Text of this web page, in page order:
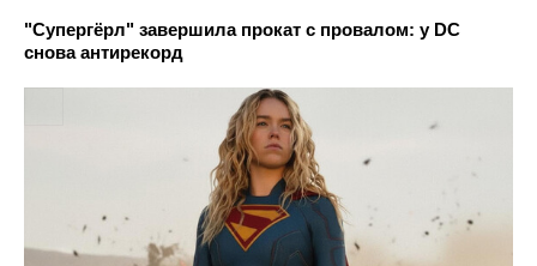
"Супергёрл" завершила прокат с провалом: у DC
снова антирекорд